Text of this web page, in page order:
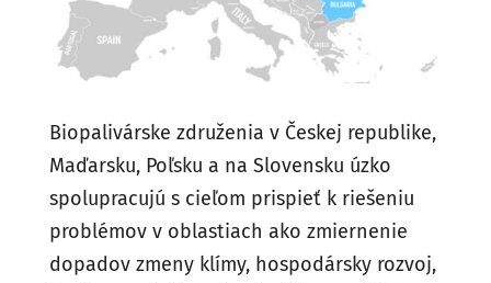
Biopalivárske združenia v Českej republike,
Maďarsku, Poľsku a na Slovensku úzko
spolupracujú s cieľom prispieť k riešeniu
problémov v oblastiach ako zmiernenie
dopadov zmeny klímy, hospodársky rozvoj,